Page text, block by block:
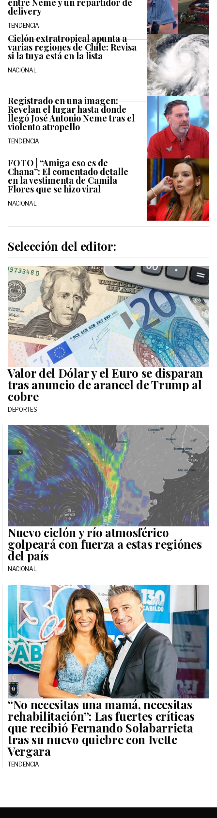
entre Neme y un repartidor de
delivery
TENDENCIA
Ciclón extratropical apunta a
varias regiones de Chile: Revisa
si la tuya está en la lista
NACIONAL
Registrado en una imagen:
Revelan el lugar hasta donde
llegó José Antonio Neme tras el
violento atropello
TENDENCIA
FOTO | “Amiga eso es de
Chana”: El comentado detalle
en la vestimenta de Camila
Flores que se hizo viral
NACIONAL
Selección del editor:
Valor del Dólar y el Euro se disparan
tras anuncio de arancel de Trump al
cobre
DEPORTES
Nuevo ciclón y río atmosférico
golpeará con fuerza a estas regiónes
del país
NACIONAL
“No necesitas una mamá, necesitas
rehabilitación”: Las fuertes críticas
que recibió Fernando Solabarrieta
tras su nuevo quiebre con Ivette
Vergara
TENDENCIA